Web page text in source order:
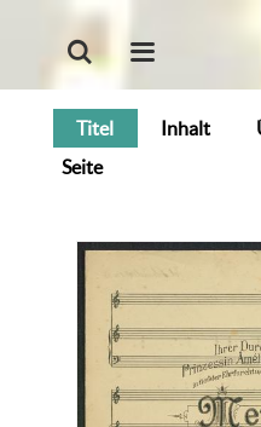
Titel Inhalt
Seite